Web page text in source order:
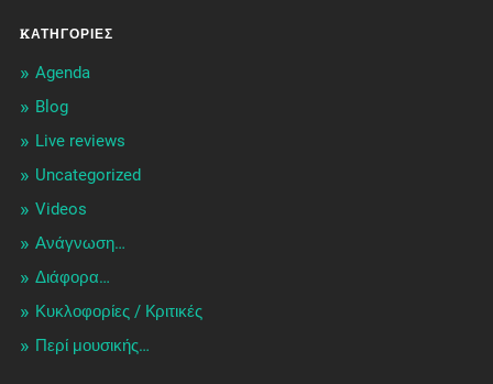
KΑΤΗΓΟΡΊΕΣ
Agenda
Blog
Live reviews
Uncategorized
Videos
Ανάγνωση…
Διάφορα…
Κυκλοφορίες / Kριτικές
Περί μουσικής…